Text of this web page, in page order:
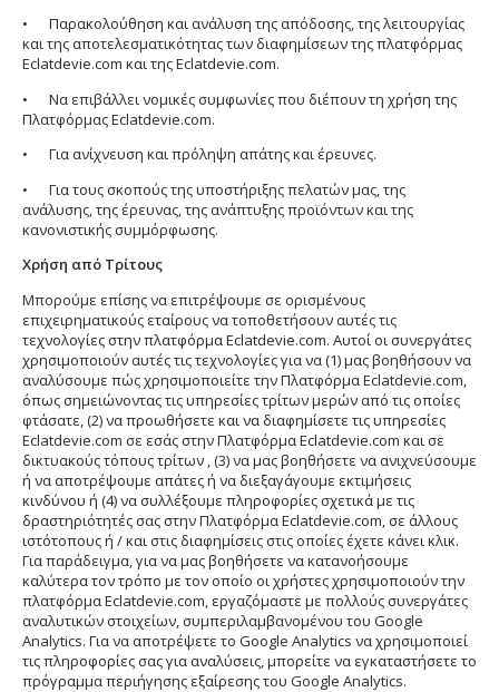
•
Παρακολούθηση και ανάλυση της απόδοσης, της λειτουργίας
και της αποτελεσματικότητας των διαφημίσεων της πλατφόρμας
Eclatdevie.com και της Eclatdevie.com.
•
Να επιβάλλει νομικές συμφωνίες που διέπουν τη χρήση της
Πλατφόρμας Eclatdevie.com.
•
Για ανίχνευση και πρόληψη απάτης και έρευνες.
•
Για τους σκοπούς της υποστήριξης πελατών μας, της
ανάλυσης, της έρευνας, της ανάπτυξης προϊόντων και της
κανονιστικής συμμόρφωσης.
Χρήση από Τρίτους
Μπορούμε επίσης να επιτρέψουμε σε ορισμένους
επιχειρηματικούς εταίρους να τοποθετήσουν αυτές τις
τεχνολογίες στην πλατφόρμα Eclatdevie.com. Αυτοί οι συνεργάτες
χρησιμοποιούν αυτές τις τεχνολογίες για να (1) μας βοηθήσουν να
αναλύσουμε πώς χρησιμοποιείτε την Πλατφόρμα Eclatdevie.com,
όπως σημειώνοντας τις υπηρεσίες τρίτων μερών από τις οποίες
φτάσατε, (2) να προωθήσετε και να διαφημίσετε τις υπηρεσίες
Eclatdevie.com σε εσάς στην Πλατφόρμα Eclatdevie.com και σε
δικτυακούς τόπους τρίτων , (3) να μας βοηθήσετε να ανιχνεύσουμε
ή να αποτρέψουμε απάτες ή να διεξαγάγουμε εκτιμήσεις
κινδύνου ή (4) να συλλέξουμε πληροφορίες σχετικά με τις
δραστηριότητές σας στην Πλατφόρμα Eclatdevie.com, σε άλλους
ιστότοπους ή / και στις διαφημίσεις στις οποίες έχετε κάνει κλικ.
Για παράδειγμα, για να μας βοηθήσετε να κατανοήσουμε
καλύτερα τον τρόπο με τον οποίο οι χρήστες χρησιμοποιούν την
πλατφόρμα Eclatdevie.com, εργαζόμαστε με πολλούς συνεργάτες
αναλυτικών στοιχείων, συμπεριλαμβανομένου του Google
Analytics. Για να αποτρέψετε το Google Analytics να χρησιμοποιεί
τις πληροφορίες σας για αναλύσεις, μπορείτε να εγκαταστήσετε το
πρόγραμμα περιήγησης εξαίρεσης του Google Analytics.